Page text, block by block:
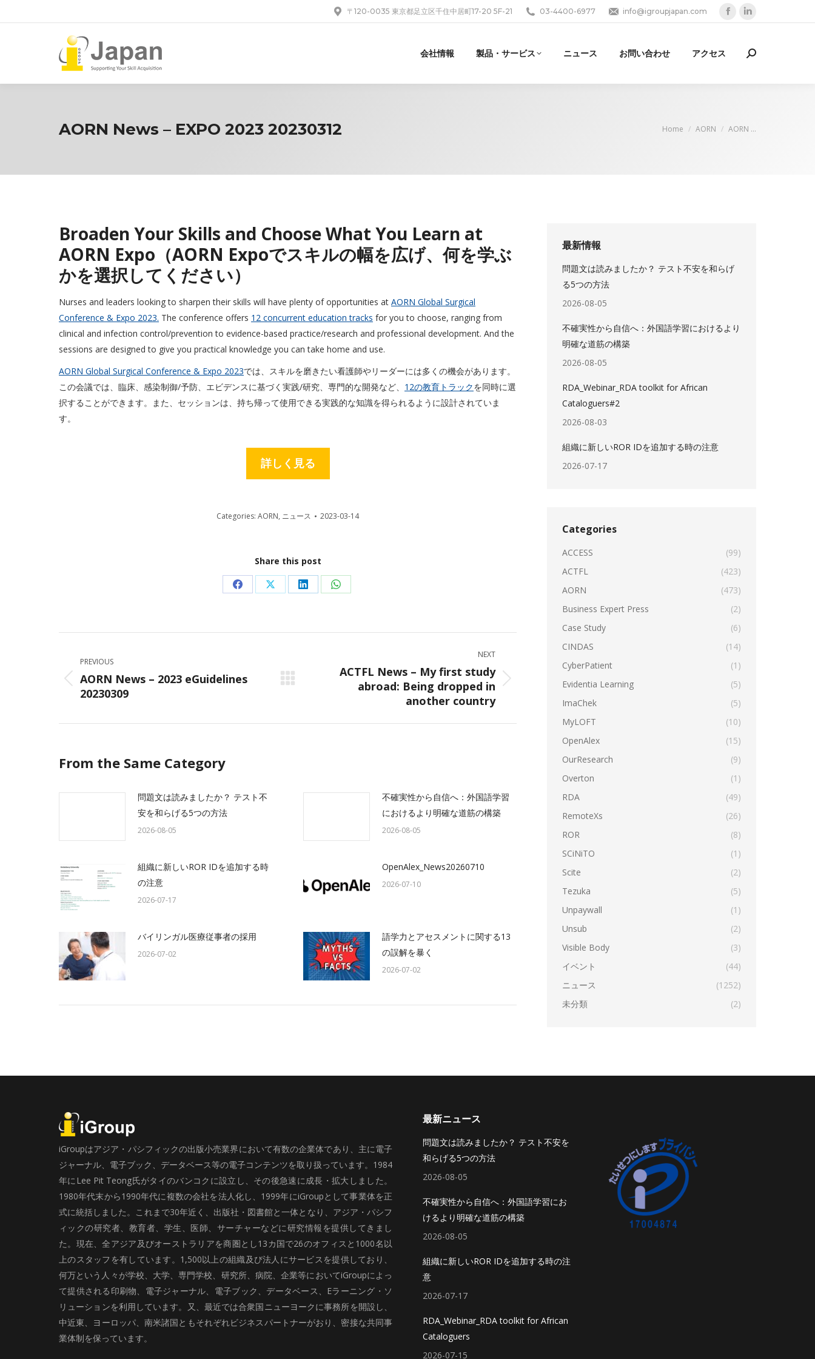
〒120-0035 東京都足立区千住中居町17-20 5F-21 03-4400-6977 info@igroupjapan.com
opensopens
会社情報 製品・サービス ニュース お問い合わせ アクセス Search:
AORN News – EXPO 2023 20230312 You are here:
Home AORN AORN …
Broaden Your Skills and Choose What You Learn at
AORN Expo（AORN Expoでスキルの幅を広げ、何を学ぶ
かを選択してください）
Nurses and leaders looking to sharpen their skills will have plenty of opportunities at AORN Global Surgical
Conference & Expo 2023. The conference offers 12 concurrent education tracks for you to choose, ranging from
clinical and infection control/prevention to evidence-based practice/research and professional development. And the
sessions are designed to give you practical knowledge you can take home and use.
AORN Global Surgical Conference & Expo 2023では、スキルを磨きたい看護師やリーダーには多くの機会があります。
この会議では、臨床、感染制御/予防、エビデンスに基づく実践/研究、専門的な開発など、 12の教育トラックを同時に選
択することができます。また、セッションは、持ち帰って使用できる実践的な知識を得られるように設計されていま
す。
詳しく見る
Categories: AORN, ニュース 2023-03-14
Share this post
Share
Facebook
Share
X
Share
LinkedIn
Share
WhatsApp
navigation
PREVIOUS
Previous
post:
AORN News – 2023 eGuidelines
20230309
NEXT
ACTFL News – My first study
abroad: Being dropped in
another country
From the Same Category
問題文は読みましたか？ テスト不
安を和らげる5つの方法
2026-08-05
不確実性から自信へ：外国語学習
におけるより明確な道筋の構築
2026-08-05
組織に新しいROR IDを追加する時
の注意
2026-07-17
OpenAlex_News20260710
2026-07-10
バイリンガル医療従事者の採用
2026-07-02
語学力とアセスメントに関する13
の誤解を暴く
2026-07-02
最新情報
問題文は読みましたか？ テスト不安を和らげ
る5つの方法
2026-08-05
不確実性から自信へ：外国語学習におけるより
明確な道筋の構築
2026-08-05
RDA_Webinar_RDA toolkit for African
Cataloguers#2
2026-08-03
組織に新しいROR IDを追加する時の注意
2026-07-17
Categories
ACCESS
(99)
ACTFL
(423)
AORN
(473)
Business Expert Press
(2)
Case Study
(6)
CINDAS
(14)
CyberPatient
(1)
Evidentia Learning
(5)
ImaChek
(5)
MyLOFT
(10)
OpenAlex
(15)
OurResearch
(9)
Overton
(1)
RDA
(49)
RemoteXs
(26)
ROR
(8)
SCiNiTO
(1)
Scite
(2)
Tezuka
(5)
Unpaywall
(1)
Unsub
(2)
Visible Body
(3)
イベント
(44)
ニュース
(1252)
未分類
(2)
iGroupはアジア・パシフィックの出版小売業界において有数の企業体であり、主に電子
ジャーナル、電子ブック、データベース等の電子コンテンツを取り扱っています。1984
年にLee Pit Teong氏がタイのバンコクに設立し、その後急速に成長・拡大しました。
1980年代末から1990年代に複数の会社を法人化し、1999年にiGroupとして事業体を正
式に統括しました。これまで30年近く、出版社・図書館と一体となり、アジア・パシフ
ィックの研究者、教育者、学生、医師、サーチャーなどに研究情報を提供してきまし
た。現在、全アジア及びオーストラリアを商圏とし13カ国で26のオフィスと1000名以
上のスタッフを有しています。1,500以上の組織及び法人にサービスを提供しており、
何万という人々が学校、大学、専門学校、研究所、病院、企業等においてiGroupによっ
て提供される印刷物、電子ジャーナル、電子ブック、データベース、Eラーニング・ソ
リューションを利用しています。又、最近では合衆国ニューヨークに事務所を開設し、
中近東、ヨーロッパ、南米諸国ともそれぞれビジネスパートナーがおり、密接な共同事
業体制を保っています。
最新ニュース
問題文は読みましたか？ テスト不安を
和らげる5つの方法
2026-08-05
不確実性から自信へ：外国語学習にお
けるより明確な道筋の構築
2026-08-05
組織に新しいROR IDを追加する時の注
意
2026-07-17
RDA_Webinar_RDA toolkit for African
Cataloguers
2026-07-15